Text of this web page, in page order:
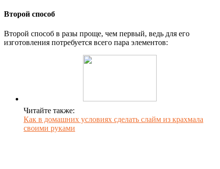
Второй способ
Второй способ в разы проще, чем первый, ведь для его
изготовления потребуется всего пара элементов:
Читайте также:
Как в домашних условиях сделать слайм из крахмала
своими руками